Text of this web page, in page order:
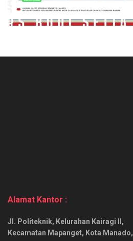
Alamat Kantor :
Jl. Politeknik, Kelurahan Kairagi II,
Kecamatan Mapanget, Kota Manado,